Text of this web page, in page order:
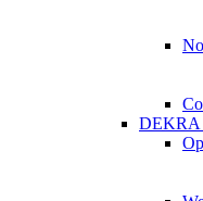
DEKRA